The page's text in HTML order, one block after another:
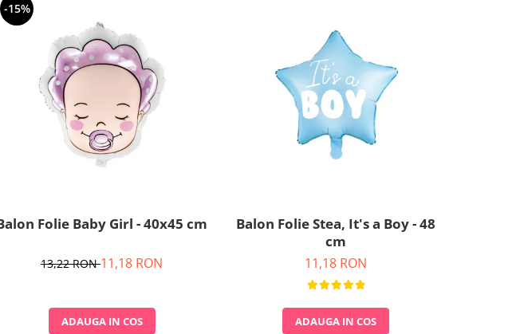
-15%
Folie Baby Girl - 40x45 cm
13,22 RON11,18 RON
ADAUGA IN COS
Balon Folie Stea, It's a Boy - 48
cm
11,18 RON
ADAUGA IN COS